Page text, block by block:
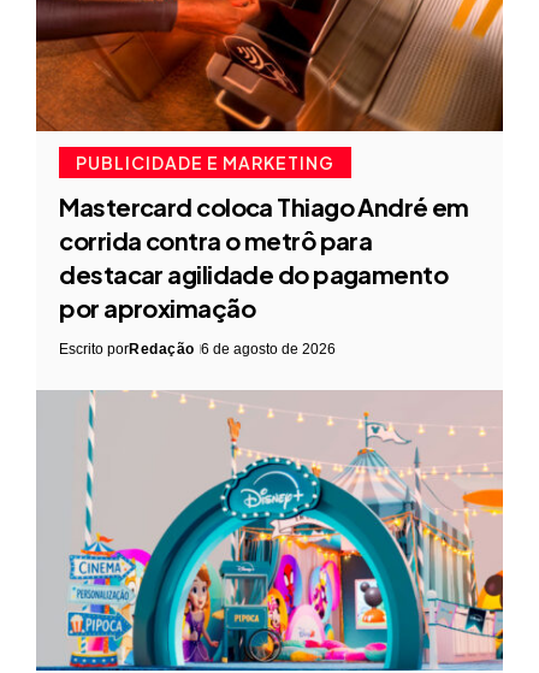
PUBLICIDADE E MARKETING
Mastercard coloca Thiago André em
corrida contra o metrô para
destacar agilidade do pagamento
por aproximação
Escrito porRedação 6 de agosto de 2026